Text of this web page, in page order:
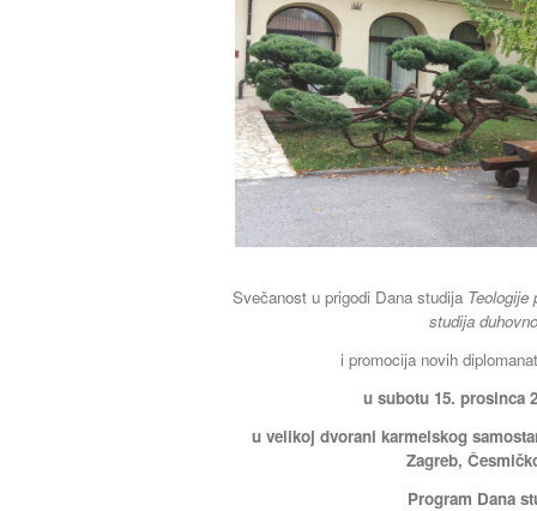
Svečanost u prigodi Dana studija
studija
i promocija novih
u subotu 15. prosinca
u velikoj dvorani karmelskog
Zagreb,
Program Dana